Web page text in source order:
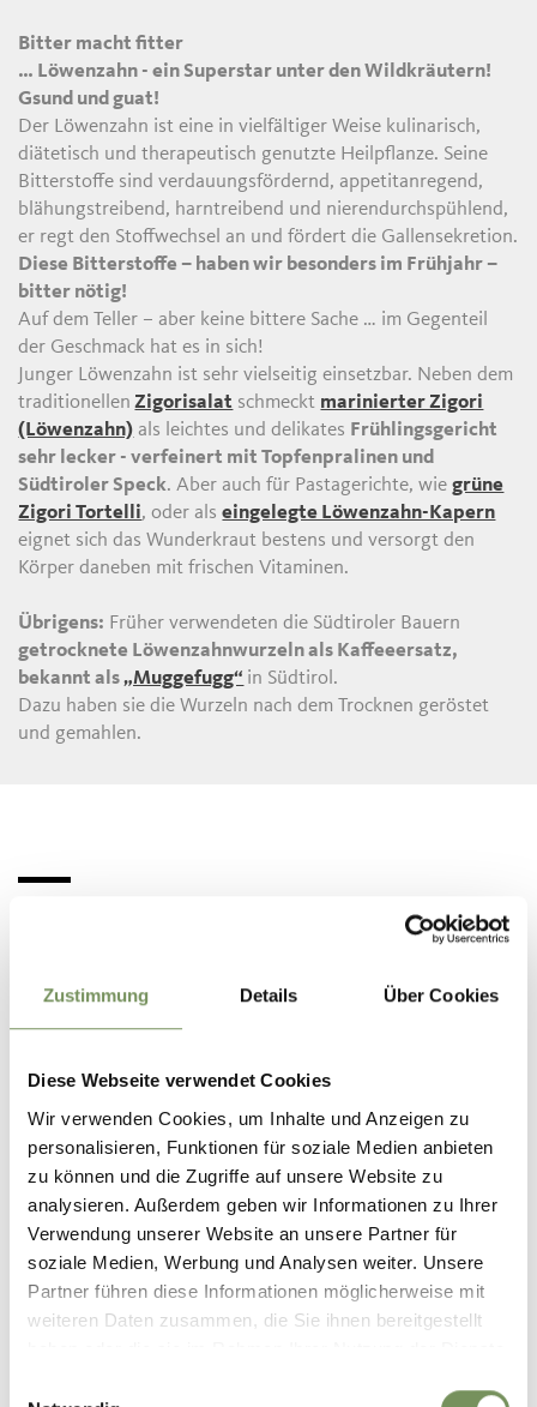
Zustimmung Details Über Cookies
Diese Webseite verwendet Cookies
Wir verwenden Cookies, um Inhalte und Anzeigen zu
personalisieren, Funktionen für soziale Medien anbieten
zu können und die Zugriffe auf unsere Website zu
analysieren. Außerdem geben wir Informationen zu Ihrer
Verwendung unserer Website an unsere Partner für
soziale Medien, Werbung und Analysen weiter. Unsere
Partner führen diese Informationen möglicherweise mit
weiteren Daten zusammen, die Sie ihnen bereitgestellt
Bitter macht fitter
… Löwenzahn - ein Superstar unter den Wildkräutern!
Gsund und guat!
Der Löwenzahn ist eine in vielfältiger Weise kulinarisch,
diätetisch und therapeutisch genutzte Heilpflanze. Seine
Bitterstoffe sind verdauungsfördernd, appetitanregend,
blähungstreibend, harntreibend und nierendurchspühlend,
er regt den Stoffwechsel an und fördert die Gallensekretion.
Diese Bitterstoffe – haben wir besonders im Frühjahr –
bitter nötig!
Auf dem Teller – aber keine bittere Sache … im Gegenteil
der Geschmack hat es in sich!
Junger Löwenzahn ist sehr vielseitig einsetzbar. Neben dem
traditionellen Zigorisalat schmeckt marinierter Zigori
(Löwenzahn) als leichtes und delikates Frühlingsgericht
sehr lecker - verfeinert mit Topfenpralinen und
Südtiroler Speck. Aber auch für Pastagerichte, wiegrüne
Zigori Tortelli, oder alseingelegte Löwenzahn-Kapern
eignet sich das Wunderkraut bestens und versorgt den
Körper daneben mit frischen Vitaminen.
Übrigens: Früher verwendeten die Südtiroler Bauern
getrocknete Löwenzahnwurzeln als Kaffeeersatz,
bekannt als„Muggefugg“ in Südtirol.
Dazu haben sie die Wurzeln nach dem Trocknen geröstet
und gemahlen.